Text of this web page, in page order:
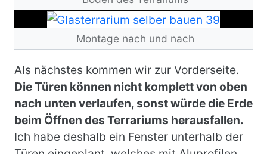
Montage nach und nach
Als nächstes kommen wir zur Vorderseite.
Die Türen können nicht komplett von oben
nach unten verlaufen, sonst würde die Erde
beim Öffnen des Terrariums herausfallen.
Ich habe deshalb ein Fenster unterhalb der